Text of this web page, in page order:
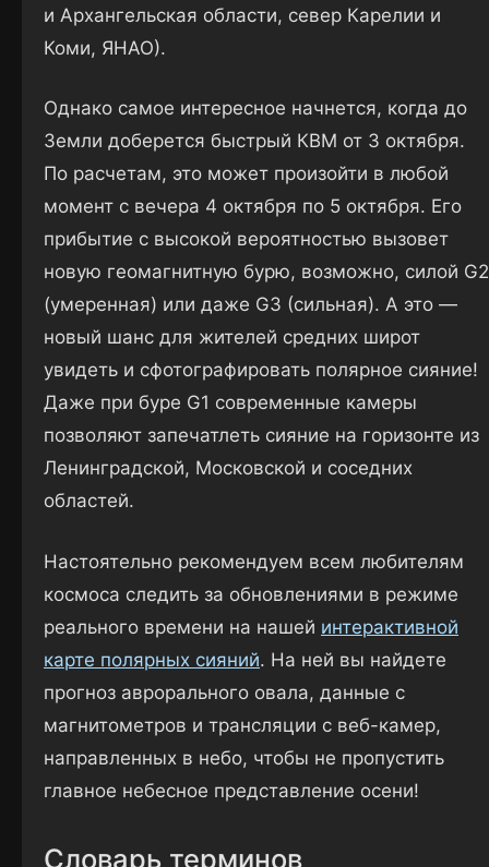
и Архангельская области, север Карелии и
Коми, ЯНАО).
Однако самое интересное начнется, когда до
Земли доберется быстрый КВМ от 3 октября.
По расчетам, это может произойти в любой
момент с вечера 4 октября по 5 октября. Его
прибытие с высокой вероятностью вызовет
новую геомагнитную бурю, возможно, силой G2
(умеренная) или даже G3 (сильная). А это —
новый шанс для жителей средних широт
увидеть и сфотографировать полярное сияние!
Даже при буре G1 современные камеры
позволяют запечатлеть сияние на горизонте из
Ленинградской, Московской и соседних
областей.
Настоятельно рекомендуем всем любителям
космоса следить за обновлениями в режиме
реального времени на нашей интерактивной
карте полярных сияний. На ней вы найдете
прогноз аврорального овала, данные с
магнитометров и трансляции с веб-камер,
направленных в небо, чтобы не пропустить
главное небесное представление осени!
Словарь терминов